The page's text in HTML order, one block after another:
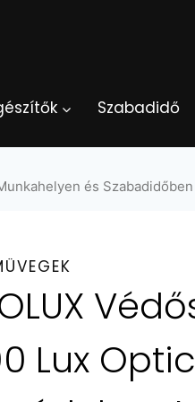
Szabadidő
és Szabadidőben
Lux